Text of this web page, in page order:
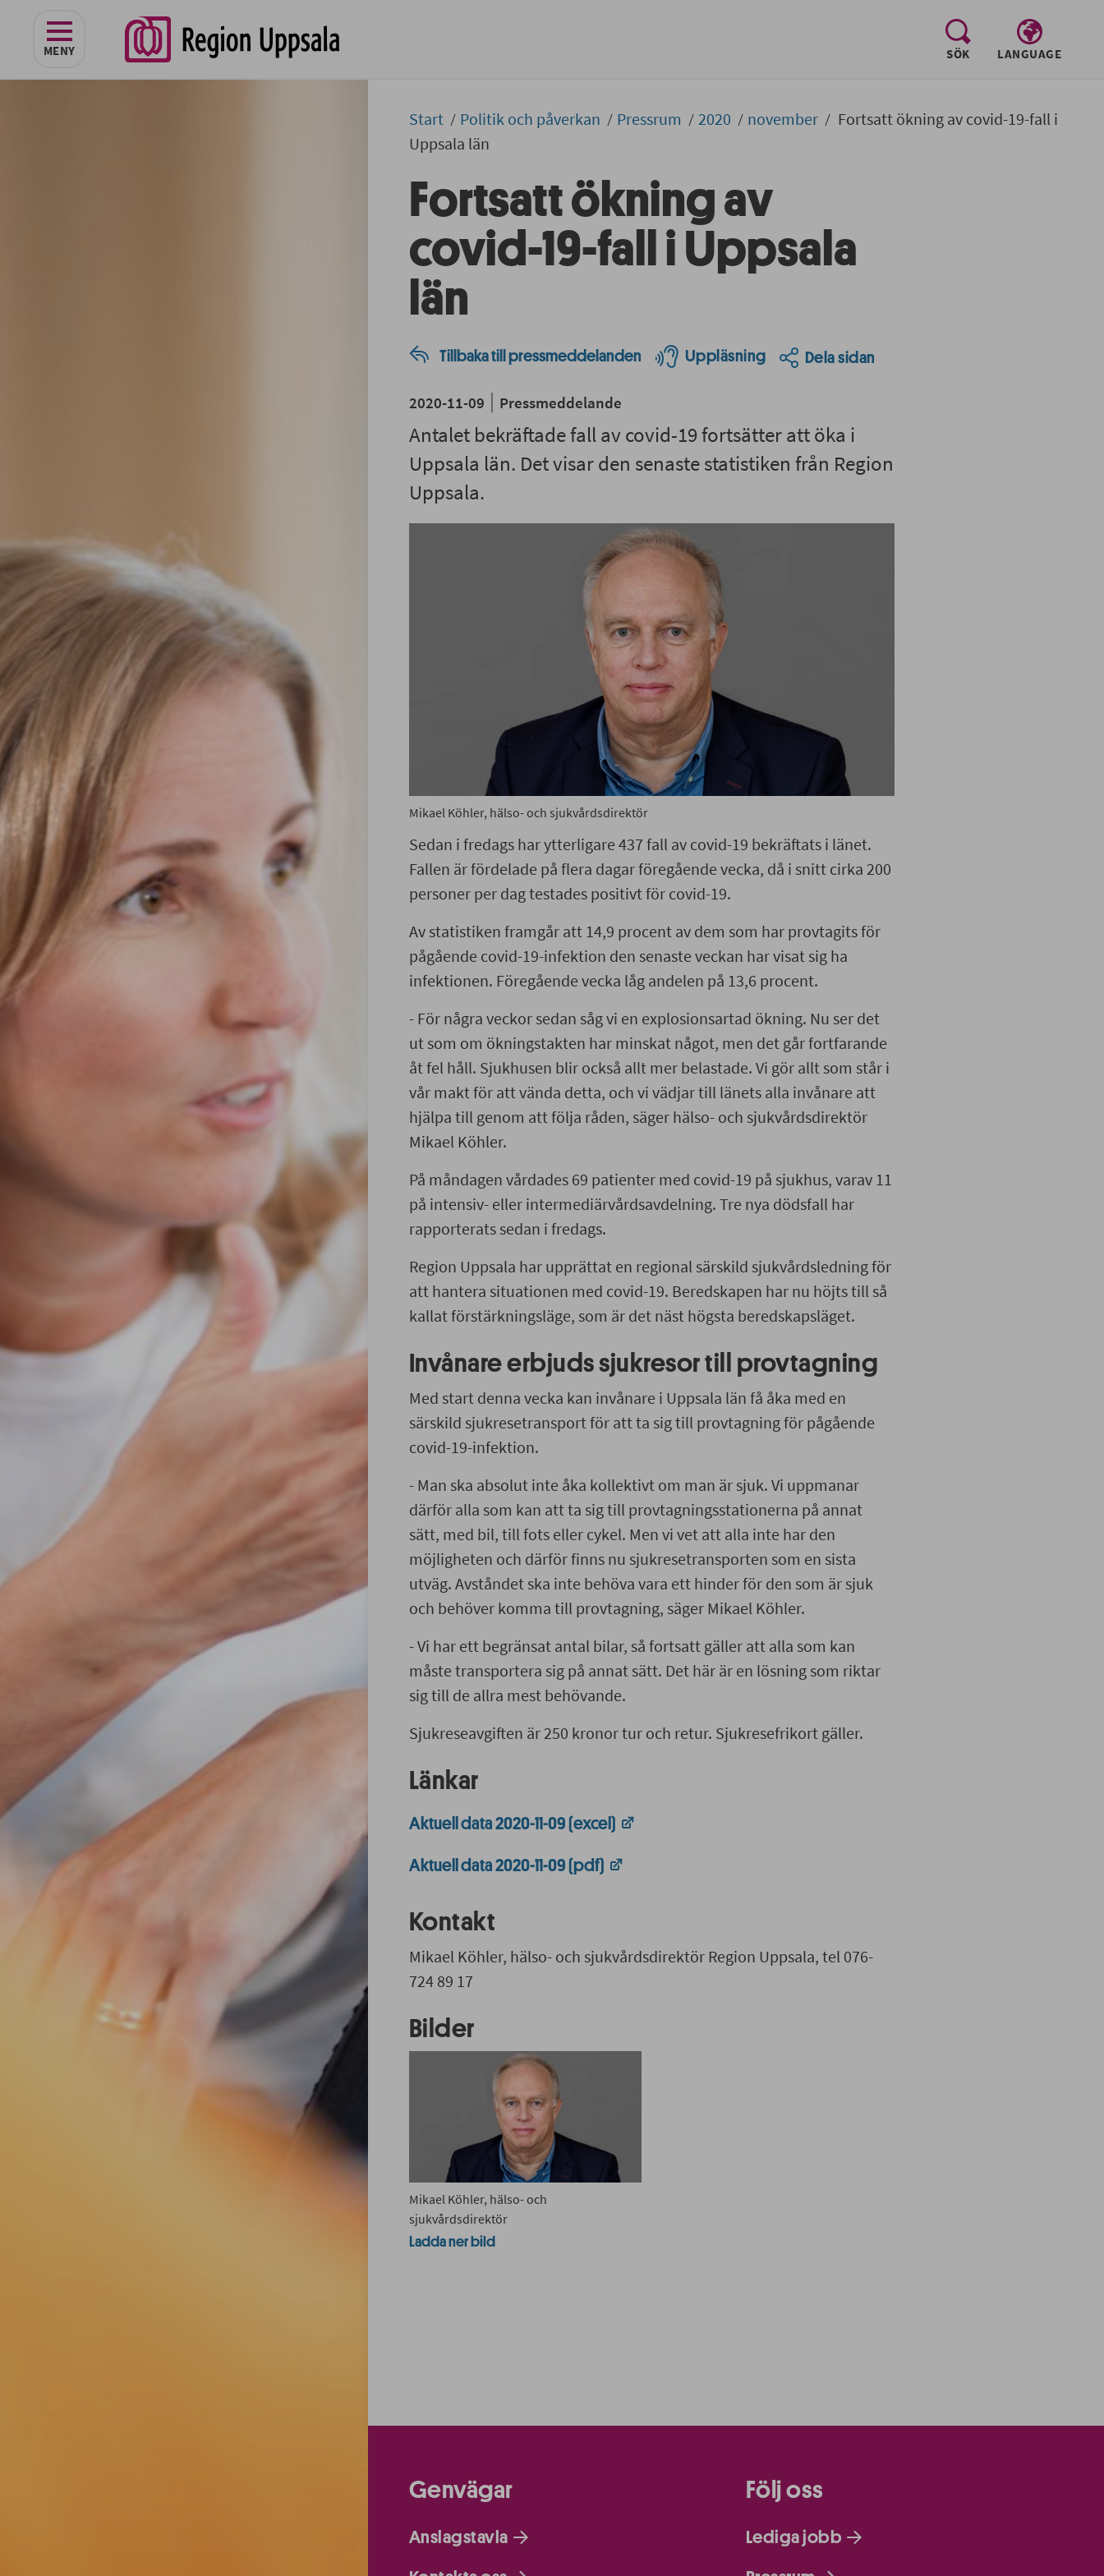
MENY
navigeringen
SÖK
, visa sökfältet
LANGUAGE
Start Politik och påverkan Pressrum 2020 november
Fortsatt ökning av covid-19-fall i
Uppsala län
Fortsatt ökning av
covid-19-fall i Uppsala
län
Tillbaka till pressmeddelanden Uppläsning Dela sidan
2020-11-09 Pressmeddelande
Antalet bekräftade fall av covid-19 fortsätter att öka i
Uppsala län. Det visar den senaste statistiken från Region
Uppsala.
Mikael Köhler, hälso- och sjukvårdsdirektör
Sedan i fredags har ytterligare 437 fall av covid-19 bekräftats i länet.
Fallen är fördelade på flera dagar föregående vecka, då i snitt cirka 200
personer per dag testades positivt för covid-19.
Av statistiken framgår att 14,9 procent av dem som har provtagits för
pågående covid-19-infektion den senaste veckan har visat sig ha
infektionen. Föregående vecka låg andelen på 13,6 procent.
- För några veckor sedan såg vi en explosionsartad ökning. Nu ser det
ut som om ökningstakten har minskat något, men det går fortfarande
åt fel håll. Sjukhusen blir också allt mer belastade. Vi gör allt som står i
vår makt för att vända detta, och vi vädjar till länets alla invånare att
hjälpa till genom att följa råden, säger hälso- och sjukvårdsdirektör
Mikael Köhler.
På måndagen vårdades 69 patienter med covid-19 på sjukhus, varav 11
på intensiv- eller intermediärvårdsavdelning. Tre nya dödsfall har
rapporterats sedan i fredags.
Region Uppsala har upprättat en regional särskild sjukvårdsledning för
att hantera situationen med covid-19. Beredskapen har nu höjts till så
kallat förstärkningsläge, som är det näst högsta beredskapsläget.
Invånare erbjuds sjukresor till provtagning
Med start denna vecka kan invånare i Uppsala län få åka med en
särskild sjukresetransport för att ta sig till provtagning för pågående
covid-19-infektion.
- Man ska absolut inte åka kollektivt om man är sjuk. Vi uppmanar
därför alla som kan att ta sig till provtagningsstationerna på annat
sätt, med bil, till fots eller cykel. Men vi vet att alla inte har den
möjligheten och därför finns nu sjukresetransporten som en sista
utväg. Avståndet ska inte behöva vara ett hinder för den som är sjuk
och behöver komma till provtagning, säger Mikael Köhler.
- Vi har ett begränsat antal bilar, så fortsatt gäller att alla som kan
måste transportera sig på annat sätt. Det här är en lösning som riktar
sig till de allra mest behövande.
Sjukreseavgiften är 250 kronor tur och retur. Sjukresefrikort gäller.
Länkar
Aktuell data 2020-11-09 (excel)
Aktuell data 2020-11-09 (pdf)
Kontakt
Mikael Köhler, hälso- och sjukvårdsdirektör Region Uppsala, tel 076-
724 89 17
Bilder
Mikael Köhler, hälso- och
sjukvårdsdirektör
Ladda ner bild
Genvägar
Anslagstavla
Följ oss
Lediga jobb